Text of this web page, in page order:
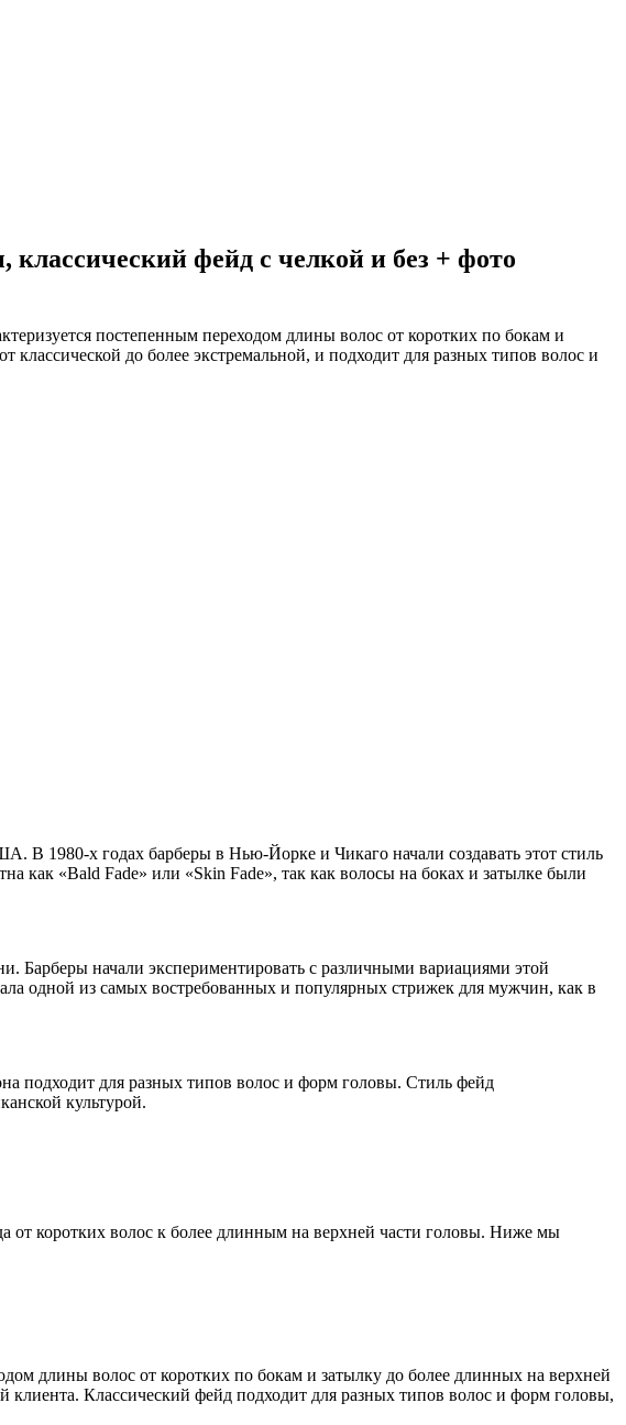
фейд с челкой и без + фото
постепенным переходом длины волос от коротких по бокам и
до более экстремальной, и подходит для разных типов волос и
В 1980-х годах барберы в Нью-Йорке и Чикаго начали создавать этот стиль
как «Bald Fade» или «Skin Fade», так как волосы на боках и затылке были
Барберы начали экспериментировать с различными вариациями этой
одной из самых востребованных и популярных стрижек для мужчин, как в
подходит для разных типов волос и форм головы. Стиль фейд
культурой.
от коротких волос к более длинным на верхней части головы. Ниже мы
длины волос от коротких по бокам и затылку до более длинных на верхней
Классический фейд подходит для разных типов волос и форм головы,